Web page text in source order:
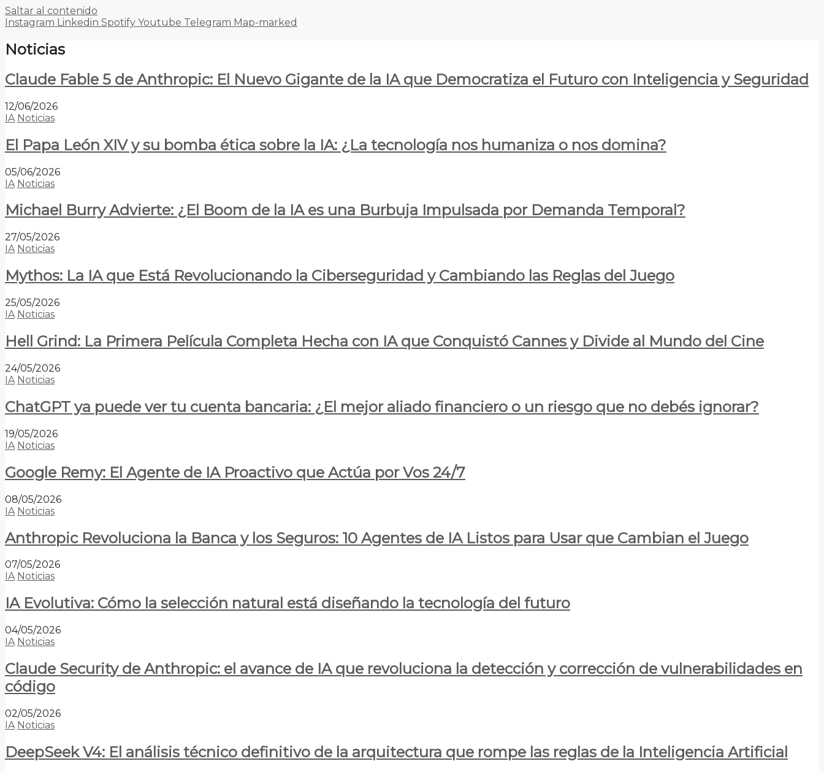
Saltar al contenido
Instagram Linkedin Spotify Youtube Telegram Map-marked
Noticias
Claude Fable 5 de Anthropic: El Nuevo Gigante de la IA que Democratiza el Futuro con Inteligencia y Seguridad
12/06/2026
IA Noticias
El Papa León XIV y su bomba ética sobre la IA: ¿La tecnología nos humaniza o nos domina?
05/06/2026
IA Noticias
Michael Burry Advierte: ¿El Boom de la IA es una Burbuja Impulsada por Demanda Temporal?
27/05/2026
IA Noticias
Mythos: La IA que Está Revolucionando la Ciberseguridad y Cambiando las Reglas del Juego
25/05/2026
IA Noticias
Hell Grind: La Primera Película Completa Hecha con IA que Conquistó Cannes y Divide al Mundo del Cine
24/05/2026
IA Noticias
ChatGPT ya puede ver tu cuenta bancaria: ¿El mejor aliado financiero o un riesgo que no debés ignorar?
19/05/2026
IA Noticias
Google Remy: El Agente de IA Proactivo que Actúa por Vos 24/7
08/05/2026
IA Noticias
Anthropic Revoluciona la Banca y los Seguros: 10 Agentes de IA Listos para Usar que Cambian el Juego
07/05/2026
IA Noticias
IA Evolutiva: Cómo la selección natural está diseñando la tecnología del futuro
04/05/2026
IA Noticias
Claude Security de Anthropic: el avance de IA que revoluciona la detección y corrección de vulnerabilidades en
código
02/05/2026
IA Noticias
DeepSeek V4: El análisis técnico definitivo de la arquitectura que rompe las reglas de la Inteligencia Artificial